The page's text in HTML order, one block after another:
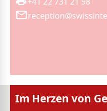
Im Herzen von